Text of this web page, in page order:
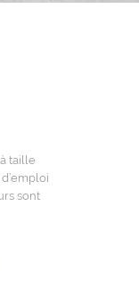
taille
sont